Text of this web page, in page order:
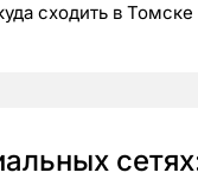
сходить в Томске